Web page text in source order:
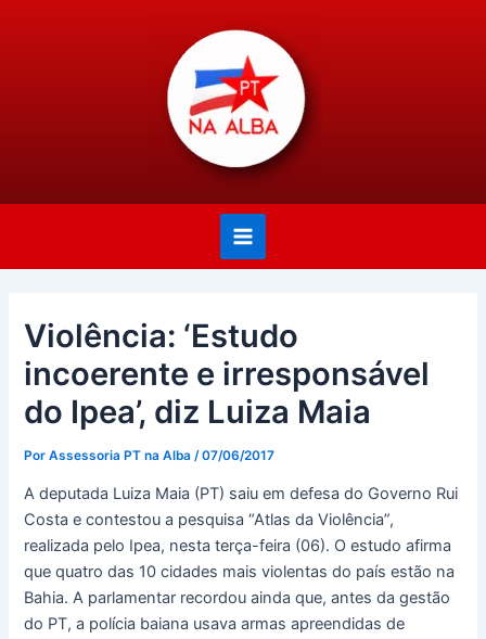
Menu
Violência: ‘Estudo
incoerente e irresponsável
do Ipea’, diz Luiza Maia
PorAssessoria PT na Alba/07/06/2017
A deputada Luiza Maia (PT) saiu em defesa do Governo Rui
Costa e contestou a pesquisa “Atlas da Violência”,
realizada pelo Ipea, nesta terça-feira (06). O estudo afirma
que quatro das 10 cidades mais violentas do país estão na
Bahia. A parlamentar recordou ainda que, antes da gestão
do PT, a polícia baiana usava armas apreendidas de